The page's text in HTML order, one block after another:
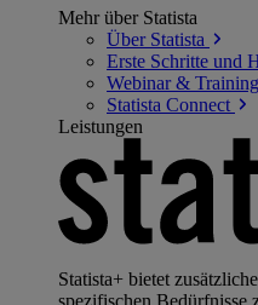
Mehr über Statista
Über Statista
Erste Schritte und
Webinar & Training
Statista Connect
Leistungen
Statista+ bietet
spezifischen Bedürfnisse